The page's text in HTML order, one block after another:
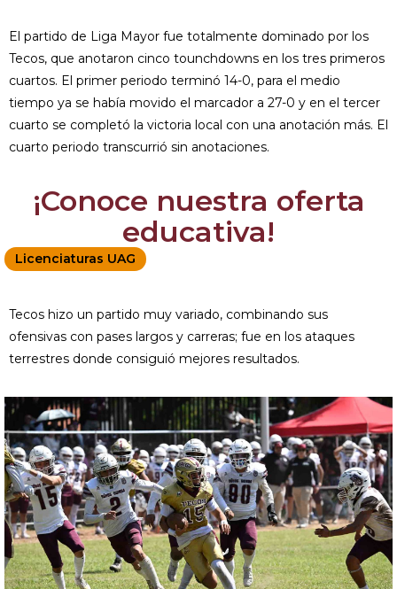
El partido de Liga Mayor fue totalmente dominado por los
Tecos, que anotaron cinco tounchdowns en los tres primeros
cuartos. El primer periodo terminó 14-0, para el medio
tiempo ya se había movido el marcador a 27-0 y en el tercer
cuarto se completó la victoria local con una anotación más. El
cuarto periodo transcurrió sin anotaciones.
¡Conoce nuestra oferta
educativa!
Licenciaturas UAG
Tecos hizo un partido muy variado, combinando sus
ofensivas con pases largos y carreras; fue en los ataques
terrestres donde consiguió mejores resultados.